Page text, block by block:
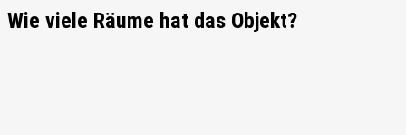
Wie viele Räume hat das Objekt?